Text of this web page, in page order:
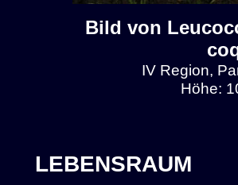
Bild von
IV Region,
Höhe:
LEBENSRAUM